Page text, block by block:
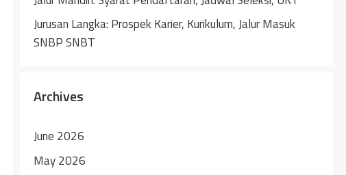
Jurusan Langka: Prospek Karier, Kurikulum, Jalur Masuk
SNBP SNBT
Archives
June 2026
May 2026